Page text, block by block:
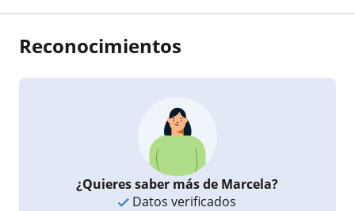
Reconocimientos
¿Quieres saber más de Marcela?
Datos verificados